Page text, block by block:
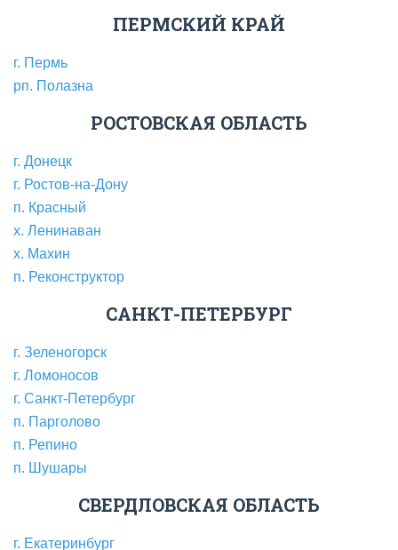
ПЕРМСКИЙ КРАЙ
г. Пермь
рп. Полазна
РОСТОВСКАЯ ОБЛАСТЬ
г. Донецк
г. Ростов-на-Дону
п. Красный
х. Ленинаван
х. Махин
п. Реконструктор
САНКТ-ПЕТЕРБУРГ
г. Зеленогорск
г. Ломоносов
г. Санкт-Петербург
п. Парголово
п. Репино
п. Шушары
СВЕРДЛОВСКАЯ ОБЛАСТЬ
г. Екатеринбург